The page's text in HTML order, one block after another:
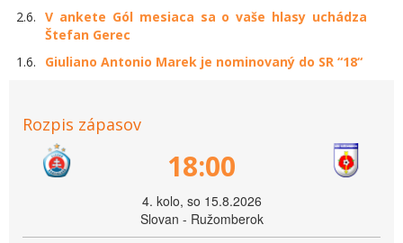
2.6. V ankete Gól mesiaca sa o vaše hlasy uchádza
Štefan Gerec
1.6.
Giuliano Antonio Marek je nominovaný do SR “18“
Rozpis zápasov
18:00
4. kolo, so 15.8.2026
Slovan - Ružomberok